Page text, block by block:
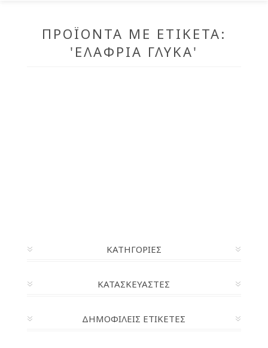
ΠΡΟΪΌΝΤΑ ΜΕ ΕΤΙΚΈΤΑ:
'ΕΛΑΦΡΙΆ ΓΛΥΚΆ'
ΚΑΤΗΓΟΡΊΕΣ
ΚΑΤΑΣΚΕΥΑΣΤΈΣ
ΔΗΜΟΦΙΛΕΙΣ ΕΤΙΚΕΤΕΣ